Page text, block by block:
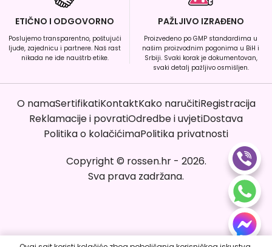
ETIČNO I ODGOVORNO
Poslujemo transparentno, poštujući
ljude, zajednicu i partnere. Naš rast
nikada ne ide nauštrb etike.
PAŽLJIVO IZRAĐENO
Proizvedeno po GMP standardima u
našim proizvodnim pogonima u BiH i
Srbiji. Svaki korak je dokumentovan,
svaki detalj pažljivo osmišljen.
O namaSertifikatiKontaktKako naručitiRegistracija
Reklamacije i povratiOdredbe i uvjetiDostava
Politika o kolačićimaPolitika privatnosti
Copyright © rossen.hr- 2026.
Sva prava zadržana.